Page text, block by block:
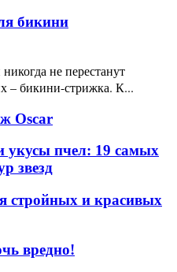
бикини
не перестанут
– бикини-стрижка. К...
Oscar
укусы пчел: 19 самых
звезд
стройных и красивых
вредно!